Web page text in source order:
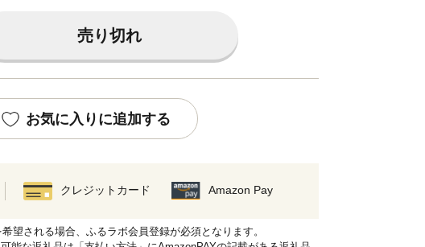
売り切れ
お気に入りに追加する
クレジットカード Amazon Pay
望される場合、ふるラボ会員登録が必須となります。